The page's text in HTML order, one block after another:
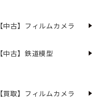
【中古】フィルムカメラ
【中古】鉄道模型
【買取】フィルムカメラ